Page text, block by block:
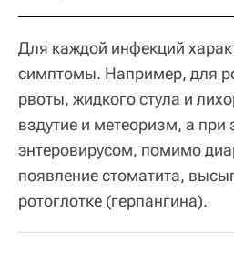
Для каждой инфекций
симптомы. Например, для
рвоты, жидкого стула и
вздутие и метеоризм, а при
энтеровирусом, помимо
появление стоматита,
ротоглотке (герпангина).